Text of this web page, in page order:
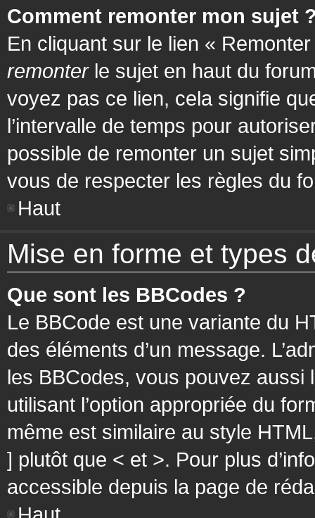
Comment remonter mon sujet
En cliquant sur le lien «
remonterle sujet en haut du
voyez pas ce lien, cela signifie
l’intervalle de temps pour
possible de remonter un sujet
vous de respecter les règles du
Haut
Mise en forme et types
Que sont les BBCodes ?
Le BBCode est une variante du
des éléments d’un message.
les BBCodes, vous pouvez
utilisant l’option appropriée du
même est similaire au style
] plutôt que < et >. Pour plus
accessible depuis la page de